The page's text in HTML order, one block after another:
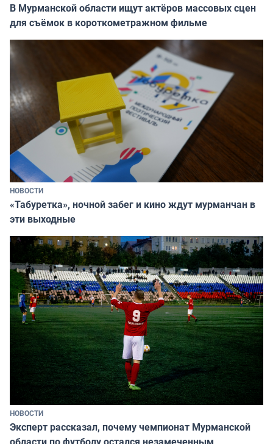
В Мурманской области ищут актёров массовых сцен
для съёмок в короткометражном фильме
НОВОСТИ
«Табуретка», ночной забег и кино ждут мурманчан в
эти выходные
НОВОСТИ
Эксперт рассказал, почему чемпионат Мурманской